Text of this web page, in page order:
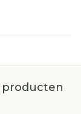
pagina
producten